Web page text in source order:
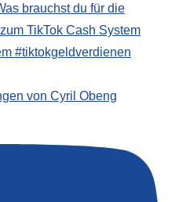
von Cyril Obeng